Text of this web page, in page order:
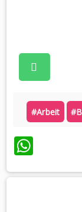
#arbeit